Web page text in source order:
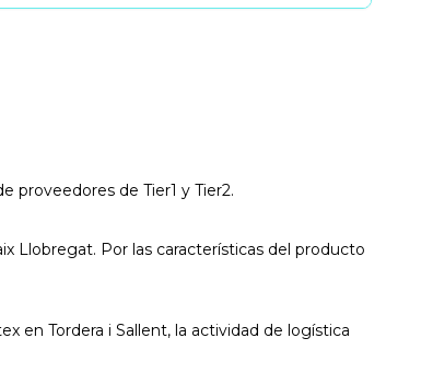
proveedores de Tier1 y Tier2.
Llobregat. Por las características del producto
en Tordera i Sallent, la actividad de logística